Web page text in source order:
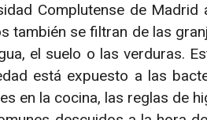
Complutense de
también se filtran de las
el suelo o las verduras.
está expuesto a las
en la cocina, las reglas de